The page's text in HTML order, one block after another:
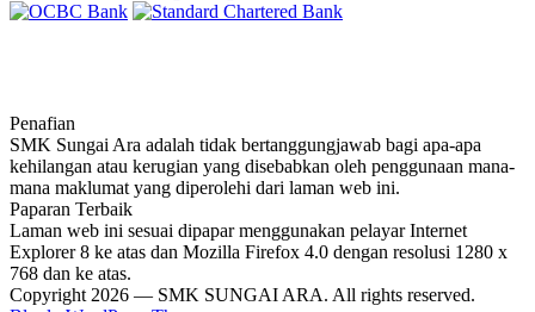
Penafian
SMK Sungai Ara adalah tidak bertanggungjawab bagi apa-apa
kehilangan atau kerugian yang disebabkan oleh penggunaan mana-
mana maklumat yang diperolehi dari laman web ini.
Paparan Terbaik
Laman web ini sesuai dipapar menggunakan pelayar Internet
Explorer 8 ke atas dan Mozilla Firefox 4.0 dengan resolusi 1280 x
768 dan ke atas.
Copyright 2026 — SMK SUNGAI ARA. All rights reserved.